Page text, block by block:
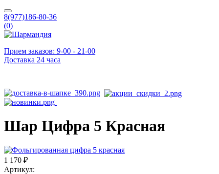
8(977)186-80-36
(0)
Прием заказов: 9-00 - 21-00
Доставка 24 часа
Шар Цифра 5 Красная
1 170 ₽
Артикул: